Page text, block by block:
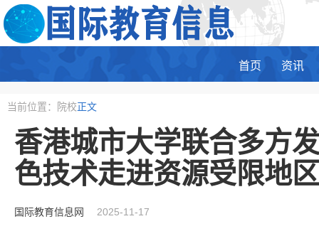
首页 资讯
当前位置：院校正文
香港城市大学联合多方
色技术走进资源受限地区
国际教育信息网 2025-11-17